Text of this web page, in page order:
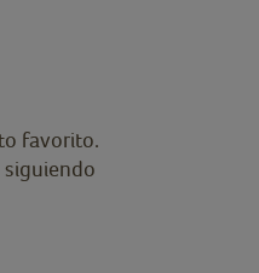
favorito.
siguiendo